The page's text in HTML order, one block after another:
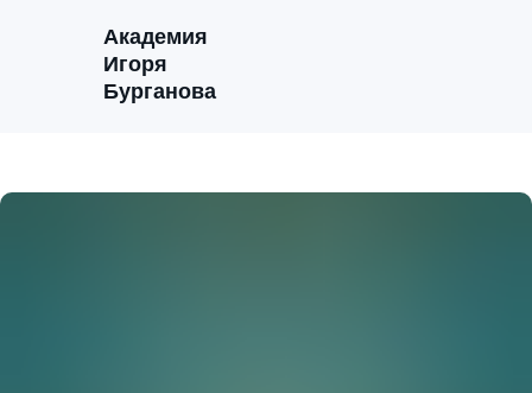
Академия
Игоря
Бурганова